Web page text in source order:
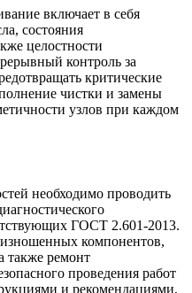
включает в себя
состояния
целостности
контроль за
критические
чистки и замены
узлов при каждом
необходимо проводить
ГОСТ 2.601-2013.
компонентов,
также ремонт
проведения работ
и рекомендациями,